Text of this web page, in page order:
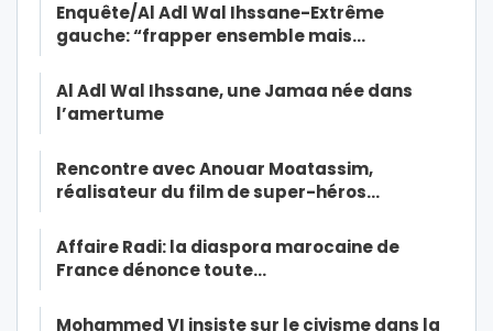
Enquête/Al Adl Wal Ihssane-Extrême
gauche: “frapper ensemble mais…
Al Adl Wal Ihssane, une Jamaa née dans
l’amertume
Rencontre avec Anouar Moatassim,
réalisateur du film de super-héros…
Affaire Radi: la diaspora marocaine de
France dénonce toute…
Mohammed VI insiste sur le civisme dans la